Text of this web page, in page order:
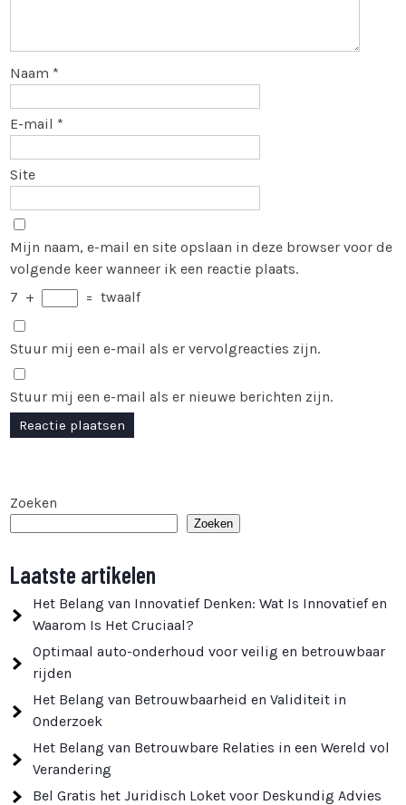
Naam *
E-mail *
Site
Mijn naam, e-mail en site opslaan in deze browser voor de
volgende keer wanneer ik een reactie plaats.
7 + = twaalf
Stuur mij een e-mail als er vervolgreacties zijn.
Stuur mij een e-mail als er nieuwe berichten zijn.
Zoeken
Zoeken
Laatste artikelen
Het Belang van Innovatief Denken: Wat Is Innovatief en
Waarom Is Het Cruciaal?
Optimaal auto-onderhoud voor veilig en betrouwbaar
rijden
Het Belang van Betrouwbaarheid en Validiteit in
Onderzoek
Het Belang van Betrouwbare Relaties in een Wereld vol
Verandering
Bel Gratis het Juridisch Loket voor Deskundig Advies